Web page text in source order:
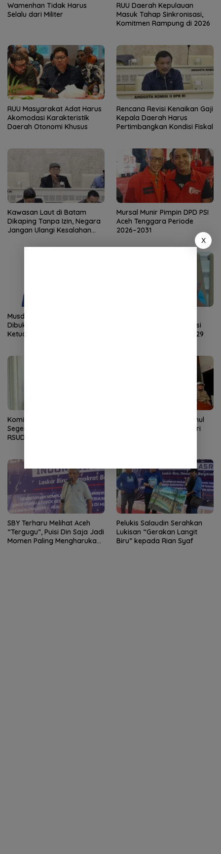
Wamenhan Tidak Harus
Selalu dari Militer
RUU Daerah Kepulauan
Masuk Tahap Sinkronisasi,
Komitmen Rampung di 2026
RUU Masyarakat Adat Harus
Akomodasi Karakteristik
Daerah Otonomi Khusus
Rencana Revisi Kenaikan Gaji
Kepala Daerah Harus
Pertimbangkan Kondisi Fiskal
Kawasan Laut di Batam
Dikaping Tanpa Izin, Negara
Jangan Ulangi Kesalahan
Mursal Munir Pimpin DPD PSI
Aceh Tenggara Periode
2026–2031
Musda Demokrat Aceh
Dibuka, Perebutan Kursi
Ketua DPD Resmi Dimulai
Luncurkan Desk Verifikasi
Parpol Jelang Pemilu 2029
Komisi IV DPRK Aceh Selatan
Segera Panggil Plt Direktur
RSUD Yuliddin Away
Didukung 18 Daerah, Rahul
Siap Bangkitkan PNA dari
SBY Terharu Melihat Aceh
“Tergugu”, Puisi Din Saja Jadi
Momen Paling Mengharukan
Pelukis Salaudin Serahkan
Lukisan “Gerakan Langit
Biru” kepada Rian Syaf
X